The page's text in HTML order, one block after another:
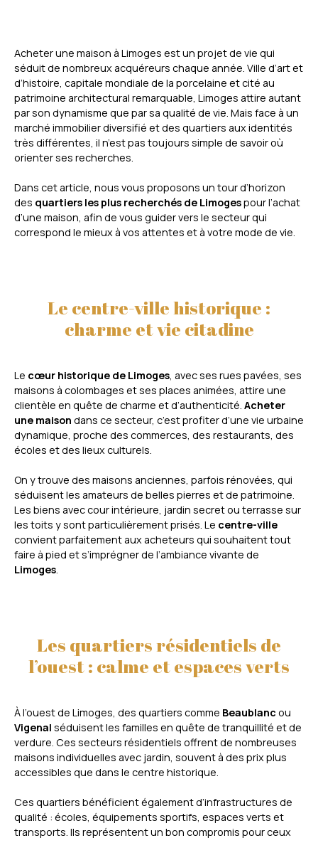
Acheter une maison à Limoges est un projet de vie qui
séduit de nombreux acquéreurs chaque année. Ville d’art et
d’histoire, capitale mondiale de la porcelaine et cité au
patrimoine architectural remarquable, Limoges attire autant
par son dynamisme que par sa qualité de vie. Mais face à un
marché immobilier diversifié et des quartiers aux identités
très différentes, il n’est pas toujours simple de savoir où
orienter ses recherches.
Dans cet article, nous vous proposons un tour d’horizon
des quartiers les plus recherchés de Limogespour l’achat
d’une maison, afin de vous guider vers le secteur qui
correspond le mieux à vos attentes et à votre mode de vie.
Le centre-ville historique :
charme et vie citadine
Le cœur historique de Limoges , avec ses rues pavées, ses
maisons à colombages et ses places animées, attire une
clientèle en quête de charme et d’authenticité. Acheter
une maison dans ce secteur, c’est profiter d’une vie urbaine
dynamique, proche des commerces, des restaurants, des
écoles et des lieux culturels.
On y trouve des maisons anciennes, parfois rénovées, qui
séduisent les amateurs de belles pierres et de patrimoine.
Les biens avec cour intérieure, jardin secret ou terrasse sur
les toits y sont particulièrement prisés. Le centre-ville
convient parfaitement aux acheteurs qui souhaitent tout
faire à pied et s’imprégner de l’ambiance vivante de
Limoges
Les quartiers résidentiels de
l’ouest : calme et espaces verts
À l’ouest de Limoges, des quartiers comme Beaublanc ou
Vigenal séduisent les familles en quête de tranquillité et de
verdure. Ces secteurs résidentiels offrent de nombreuses
maisons individuelles avec jardin, souvent à des prix plus
accessibles que dans le centre historique.
Ces quartiers bénéficient également d’infrastructures de
qualité : écoles, équipements sportifs, espaces verts et
transports. Ils représentent un bon compromis pour ceux